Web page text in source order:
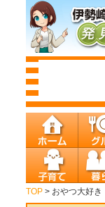
TOP> おやつ大好き